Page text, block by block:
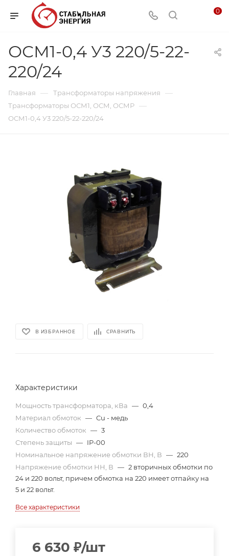
0
ОСМ1-0,4 У3 220/5-22-
220/24
Главная — Трансформаторы напряжения —
Трансформаторы ОСМ1, ОСМ, ОСМР —
ОСМ1-0,4 У3 220/5-22-220/24
В ИЗБРАННОЕ СРАВНИТЬ
Характеристики
Мощность трансформатора, кВа — 0,4
Материал обмоток — Cu - медь
Количество обмоток — 3
Степень защиты — IP-00
Номинальное напряжение обмотки ВН, В — 220
Напряжение обмотки НН, В — 2 вторичных обмотки по
24 и 220 вольт, причем обмотка на 220 имеет отпайку на
5 и 22 вольт.
Все характеристики
6 630 ₽/шт